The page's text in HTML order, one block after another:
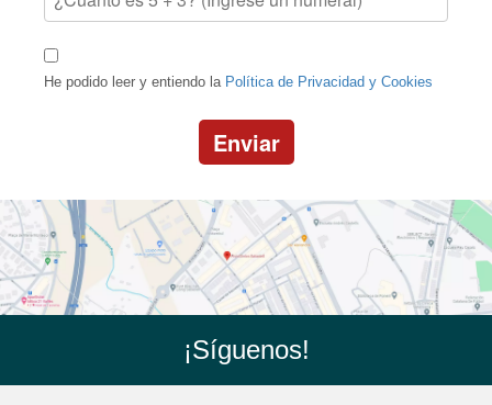
He podido leer y entiendo la Política de Privacidad y Cookies
Enviar
¡Síguenos!